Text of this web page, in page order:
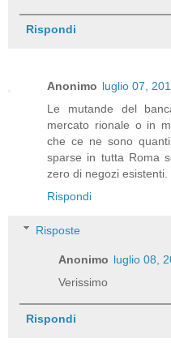
Rispondi
Anonimo luglio 07,
Le mutande del
mercato rionale o in
che ce ne sono
sparse in tutta Roma
zero di negozi esistenti.
Rispondi
Risposte
Anonimo luglio 08,
Verissimo
Rispondi